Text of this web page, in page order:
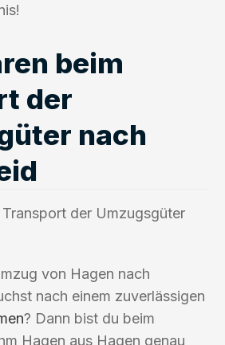
beim
der
nach
der Umzugsgüter
von Hagen nach
nach einem zuverlässigen
? Dann bist du beim
Hagen aus Hagen genau